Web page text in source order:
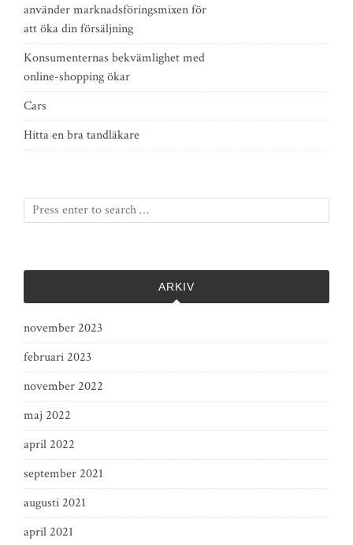
använder marknadsföringsmixen för
att öka din försäljning
Konsumenternas bekvämlighet med
online-shopping ökar
Cars
Hitta en bra tandläkare
ARKIV
november 2023
februari 2023
november 2022
maj 2022
april 2022
september 2021
augusti 2021
april 2021